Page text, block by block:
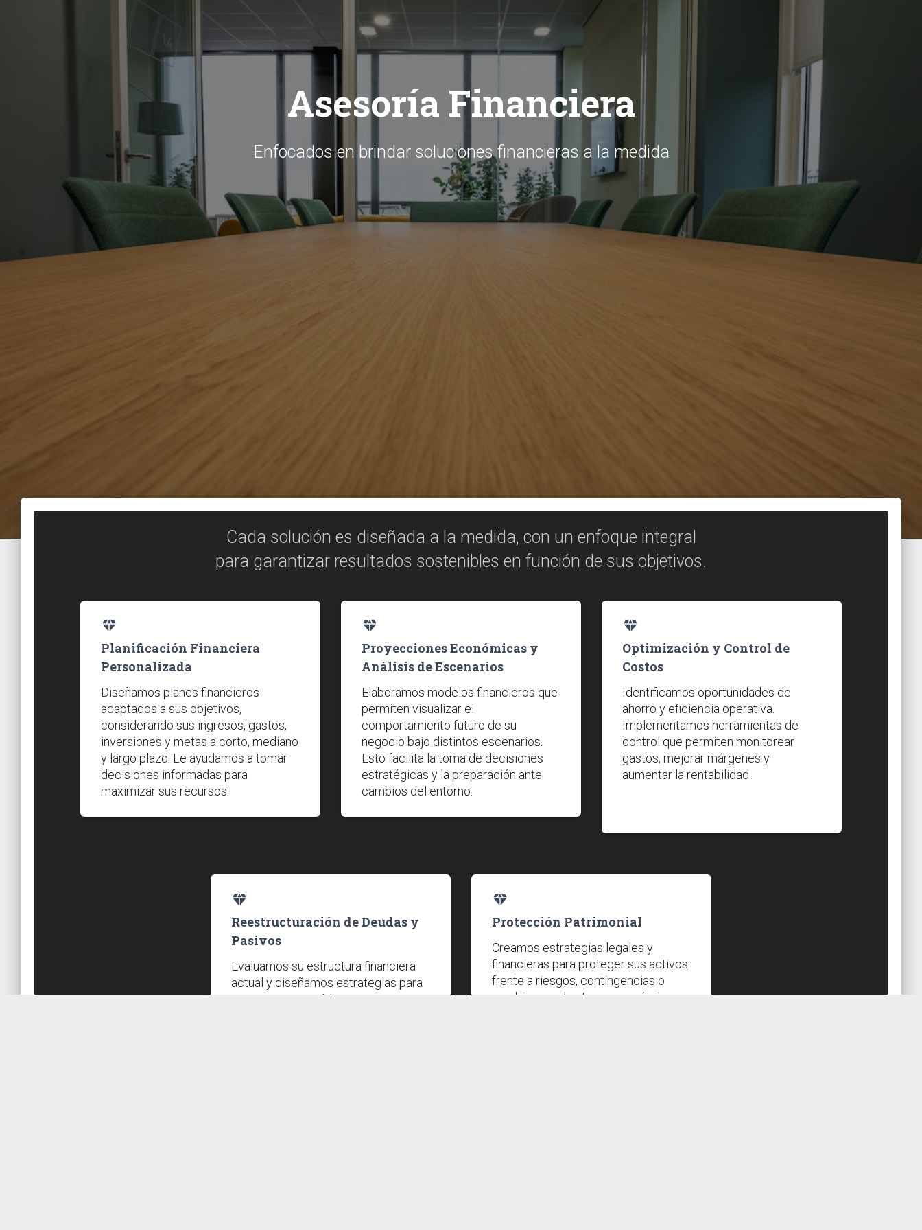
Asesoría Financiera
Enfocados en brindar soluciones financieras a la medida
Cada solución es diseñada a la medida, con un enfoque integral
para garantizar resultados sostenibles en función de sus objetivos.
diamond_shine
Planificación Financiera
Personalizada
Diseñamos planes financieros
adaptados a sus objetivos,
considerando sus ingresos, gastos,
inversiones y metas a corto, mediano
y largo plazo. Le ayudamos a tomar
decisiones informadas para
maximizar sus recursos.
diamond_shine
Proyecciones Económicas y
Análisis de Escenarios
Elaboramos modelos financieros que
permiten visualizar el
comportamiento futuro de su
negocio bajo distintos escenarios.
Esto facilita la toma de decisiones
estratégicas y la preparación ante
cambios del entorno.
diamond_shine
Optimización y Control de
Costos
Identificamos oportunidades de
ahorro y eficiencia operativa.
Implementamos herramientas de
control que permiten monitorear
gastos, mejorar márgenes y
aumentar la rentabilidad.
diamond_shine
Reestructuración de Deudas y
Pasivos
Evaluamos su estructura financiera
actual y diseñamos estrategias para
reorganizar sus obligaciones, mejorar
diamond_shine
Protección Patrimonial
Creamos estrategias legales y
financieras para proteger sus activos
frente a riesgos, contingencias o
cambios en el entorno económico.